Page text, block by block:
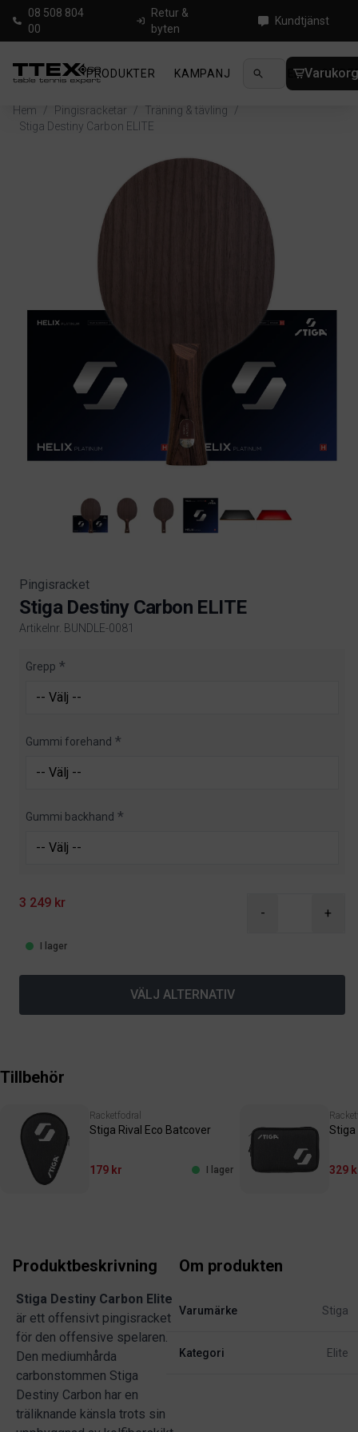
08 508 804
00
Retur &
byten
Kundtjänst
PRODUKTER KAMPANJ NYHETER
Hem / Pingisracketar / Träning & tävling
/
Stiga Destiny Carbon ELITE
Pingisracket
Stiga Destiny Carbon ELITE
Artikelnr. BUNDLE-0081
Product information
Grepp
Gummi forehand
Gummi backhand
3 249 kr
- +
I lager
VÄLJ ALTERNATIV
Tillbehör
Racketfodral
Stiga Rival Eco Batcover
179 kr I lager
Stiga
329
Produktbeskrivning
Stiga Destiny Carbon Elite
är ett offensivt pingisracket
för den offensive spelaren.
Den mediumhårda
carbonstommen Stiga
Destiny Carbon har en
träliknande känsla trots sin
Om produkten
Varumärke Stiga
Kategori Elite